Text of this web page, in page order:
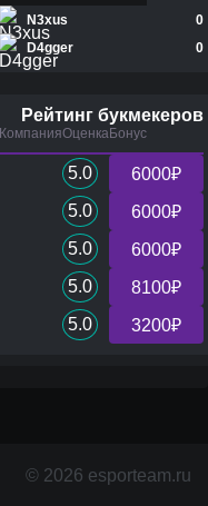
N3xus
0
D4gger
0
Рейтинг букмекеров
КомпанияОценкаБонус
5.0
6000₽
5.0
6000₽
5.0
6000₽
5.0
8100₽
5.0
3200₽
© 2026 esporteam.ru